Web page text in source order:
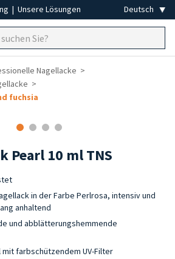
| Unsere Lösungen
Nagellacke
fuchsia
Pearl 10 ml TNS
in der Farbe Perlrosa, intensiv und
anhaltend
und abblätterungshemmende
farbschützendem UV-Filter